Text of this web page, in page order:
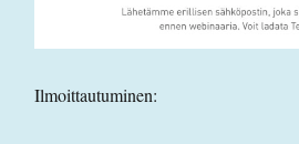
Ilmoittautuminen: